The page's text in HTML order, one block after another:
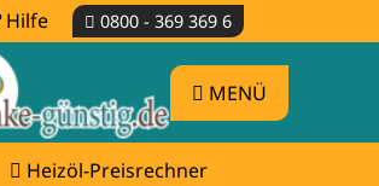
Hilfe 0800 - 369 369 6
MENÜ
Heizöl-Preisrechner